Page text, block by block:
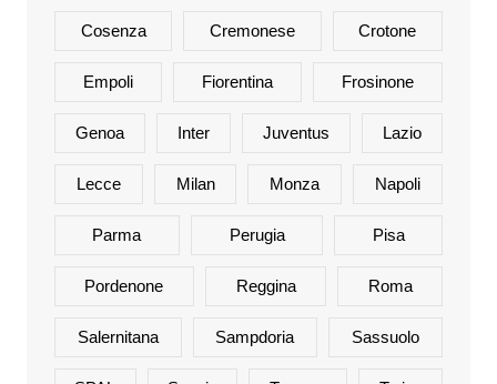
Cosenza Cremonese Crotone
Empoli Fiorentina Frosinone
Genoa Inter Juventus Lazio
Lecce Milan Monza Napoli
Parma Perugia Pisa
Pordenone Reggina Roma
Salernitana Sampdoria Sassuolo